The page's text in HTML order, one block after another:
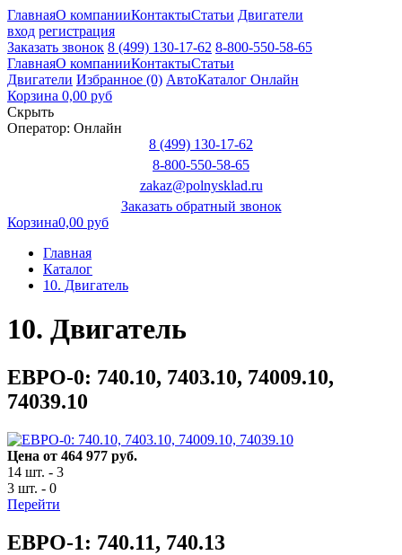
ГлавнаяО компанииКонтактыСтатьи Двигатели
вход регистрация
Заказать звонок 8 (499) 130-17-62 8-800-550-58-65
ГлавнаяО компанииКонтактыСтатьи
Двигатели Избранное (0) АвтоКаталог Онлайн
Корзина 0,00 руб
Скрыть
Оператор: Онлайн
8 (499) 130-17-62
8-800-550-58-65
zakaz@polnysklad.ru
Заказать обратный звонок
Корзина0,00 руб
Главная
Каталог
10. Двигатель
10. Двигатель
ЕВРО-0: 740.10, 7403.10, 74009.10,
74039.10
Цена от 464 977 руб.
14 шт. - 3
3 шт. - 0
Перейти
ЕВРО-1: 740.11, 740.13